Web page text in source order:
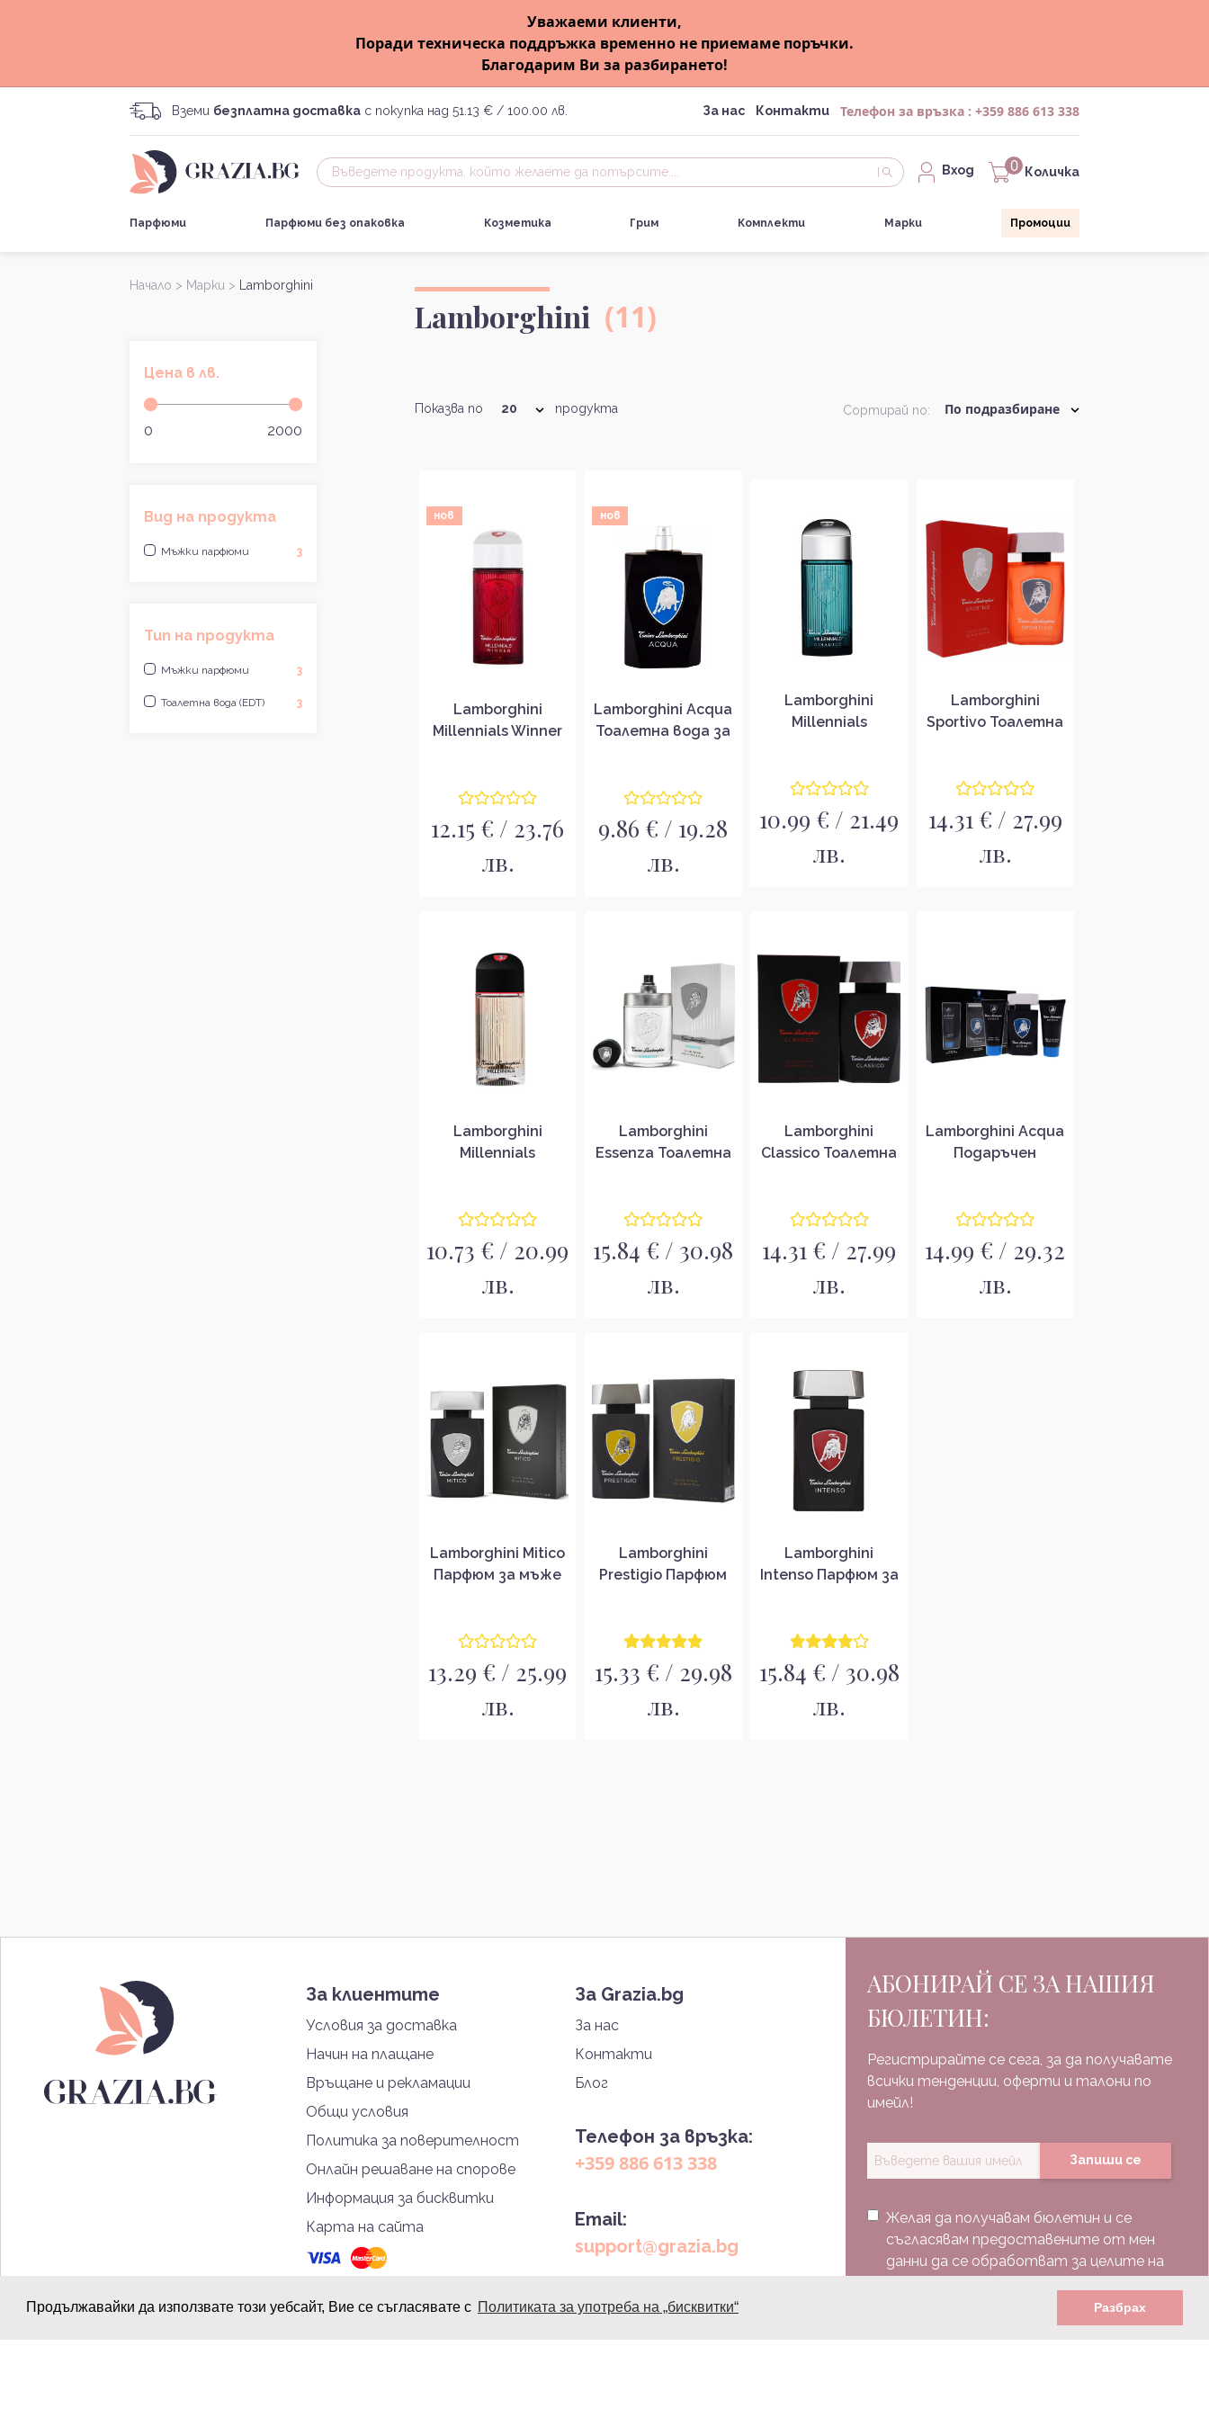
Продължавайки да използвате този уебсайт, Вие се съгласявате с Политиката за употреба на „бисквитки“ Разбрах
Уважаеми клиенти,
Поради техническа поддръжка временно не приемаме поръчки.
Благодарим Ви за разбирането!
Вземи безплатна доставка с покупка над 51.13 € / 100.00 лв. За нас Контакти Телефон за връзка : +359 886 613 338
Вход 0 Количка
Парфюми Парфюми без опаковка Козметика Грим Комплекти Марки Промоции
Начало > Марки > Lamborghini
Цена в лв.
0 2000
Вид на продукта
Мъжки парфюми 3
Тип на продукта
Мъжки парфюми 3
Тоалетна вода (EDT) 3
Lamborghini (11)
Показва по продукта Сортирай по:
нов
Lamborghini
Millennials Winner
12.15 € / 23.76
лв.
нов
Lamborghini Acqua
Тоалетна вода за
9.86 € / 19.28
лв.
Lamborghini
Millennials
опаковка EDT
10.99 € / 21.49
лв.
Lamborghini
Sportivo Тоалетна
14.31 € / 27.99
лв.
Lamborghini
Millennials
опаковка
10.73 € / 20.99
лв.
Lamborghini
Essenza Тоалетна
15.84 € / 30.98
лв.
Lamborghini
Classico Тоалетна
14.31 € / 27.99
лв.
Lamborghini Acqua
Подаръчен
14.99 € / 29.32
лв.
Lamborghini Mitico
Парфюм за мъже
13.29 € / 25.99
лв.
Lamborghini
Prestigio Парфюм
15.33 € / 29.98
лв.
Lamborghini
Intenso Парфюм за
15.84 € / 30.98
лв.
За клиентите
Условия за доставка
Начин на плащане
Връщане и рекламации
Общи условия
Политика за поверителност
Онлайн решаване на спорове
Информация за бисквитки
Карта на сайта
За Grazia.bg
За нас
Контакти
Блог
Телефон за връзка:
+359 886 613 338
Email:
support@grazia.bg
АБОНИРАЙ СЕ ЗА НАШИЯ
БЮЛЕТИН:
Регистрирайте се сега, за да получавате
всички тенденции, оферти и талони по
имейл!
Запиши се
Желая да получавам бюлетин и се
съгласявам предоставените от мен
данни да се обработват за целите на